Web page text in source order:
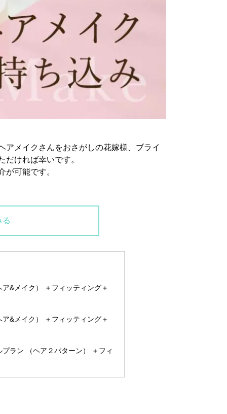
アメイクさんをおさがしの花嫁様、ブライ
だければ幸いです。
が可能です。
る
&メイク） ＋フィッティング＋
&メイク） ＋フィッティング＋
ラン （ヘア２パターン） ＋フィ